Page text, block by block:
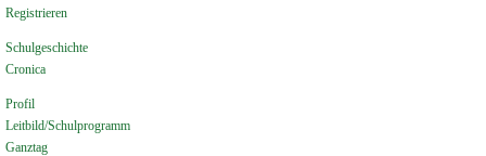
Registrieren
Schulgeschichte
Cronica
Profil
Leitbild/Schulprogramm
Ganztag